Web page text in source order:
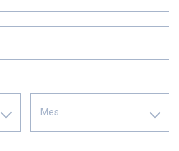
Mes